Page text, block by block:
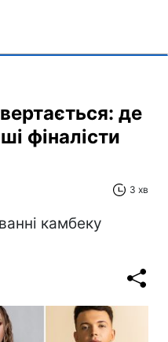
де
фіналісти
3 хв
камбеку